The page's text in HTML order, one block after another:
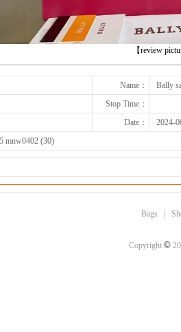
【review
下一张
Name：
Bally
Stop Time：
Date：
2024-
mnw0402 (30)
Bags
Copyright ©